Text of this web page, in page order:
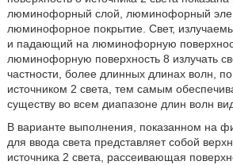
люминофорный слой, люминофорный
люминофорное покрытие. Свет,
и падающий на люминофорную
люминофорную поверхность 8 излучать
частности, более длинных длинах волн,
источником 2 света, тем самым
существу во всем диапазоне длин волн
В варианте выполнения, показанном на
для ввода света представляет собой
источника 2 света, рассеивающая